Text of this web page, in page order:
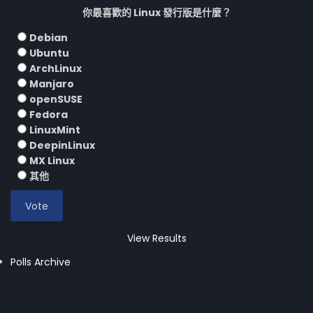
你最喜歡的 Linux 發行版是什麼？
Debian
Ubuntu
ArchLinux
Manjaro
openSUSE
Fedora
LinuxMint
DeepinLinux
MX Linux
其他
View Results
Polls Archive